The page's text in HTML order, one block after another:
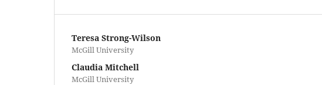
Teresa Strong-Wilson
McGill University
Claudia Mitchell
McGill University